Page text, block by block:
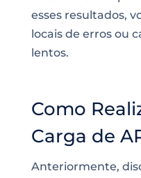
esses resultados,
locais de erros ou
lentos.
Como
Carga de
Anteriormente,